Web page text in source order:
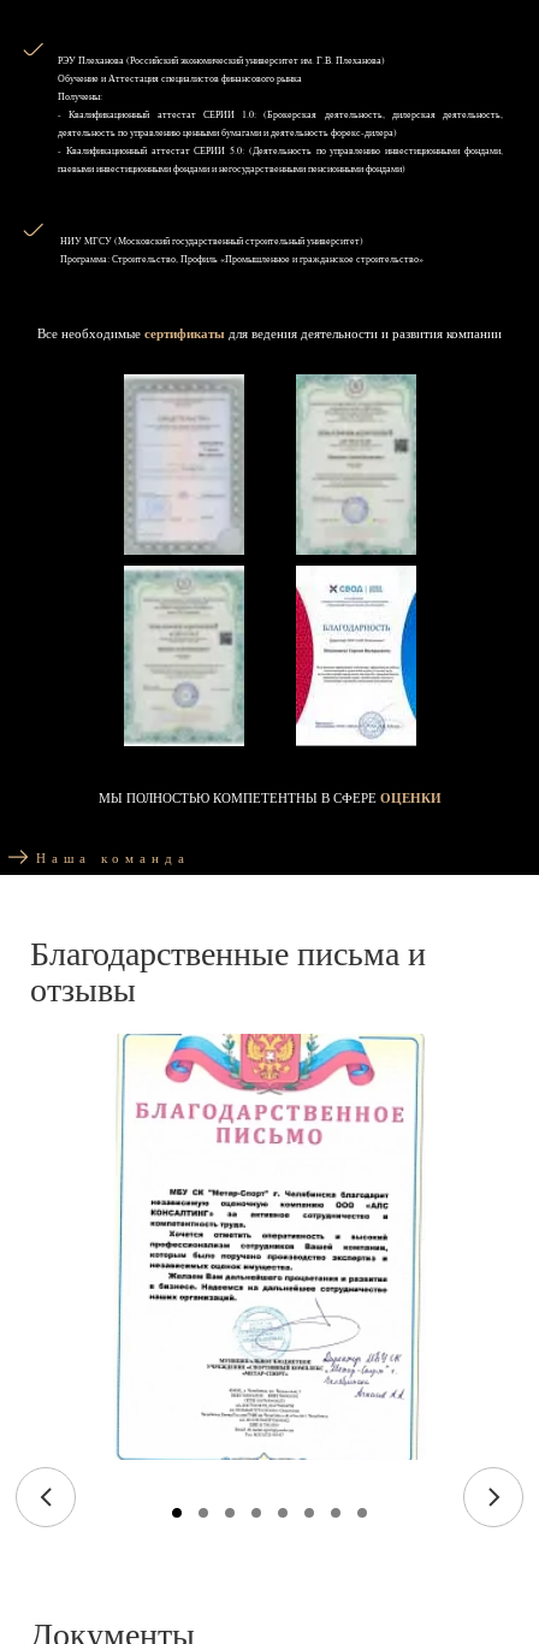
РЭУ Плеханова (Российский экономический университет им. Г.В. Плеханова)
Обучение и Аттестация специалистов финансового рынка
Получены:
- Квалификационный аттестат СЕРИИ 1.0: (Брокерская деятельность, дилерская деятельность,
деятельность по управлению ценными бумагами и деятельность форекс-дилера)
- Квалификационный аттестат СЕРИИ 5.0: (Деятельность по управлению инвестиционными фондами,
паевыми инвестиционными фондами и негосударственными пенсионными фондами)
НИУ MГСУ (Московский государственный строительный университет)
Программа: Строительство, Профиль «Промышленное и гражданское строительство»
Все необходимые сертификаты для ведения деятельности и развития компании
МЫ ПОЛНОСТЬЮ КОМПЕТЕНТНЫ В СФЕРЕ ОЦЕНКИ
Наша команда
Благодарственные письма и
отзывы
Документы